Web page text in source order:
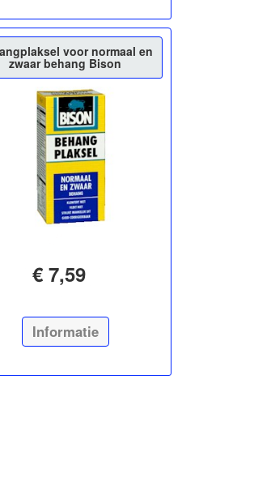
voor normaal en
zwaar behang Bison
€ 7,59
Informatie